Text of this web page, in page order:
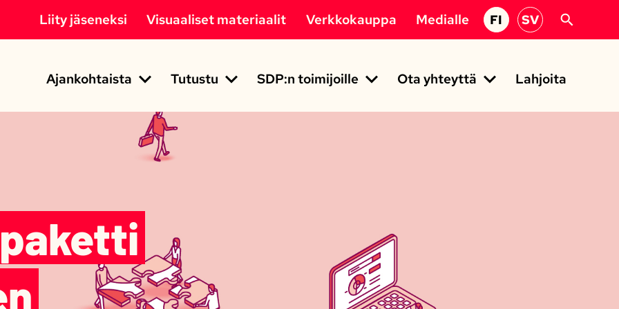
Ajankohtaista
Tutustu SDP:n toimijoille Ota yhteyttä Lahjoita
Liity jäseneksi Visuaaliset materiaalit Verkkokauppa Medialle FI SV